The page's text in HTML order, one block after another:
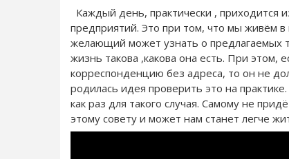
Каждый день, практически , приходится
предприятий. Это при том, что мы живём
желающий может узнать о предлагаемых
жизнь такова ,какова она есть. При этом,
корреспонденцию без адреса, то он не
родилась идея проверить это на
как раз для такого случая. Самому не
этому совету и может нам станет легче